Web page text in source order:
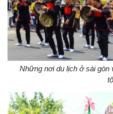
Những nơi du lịch ở sài gòn